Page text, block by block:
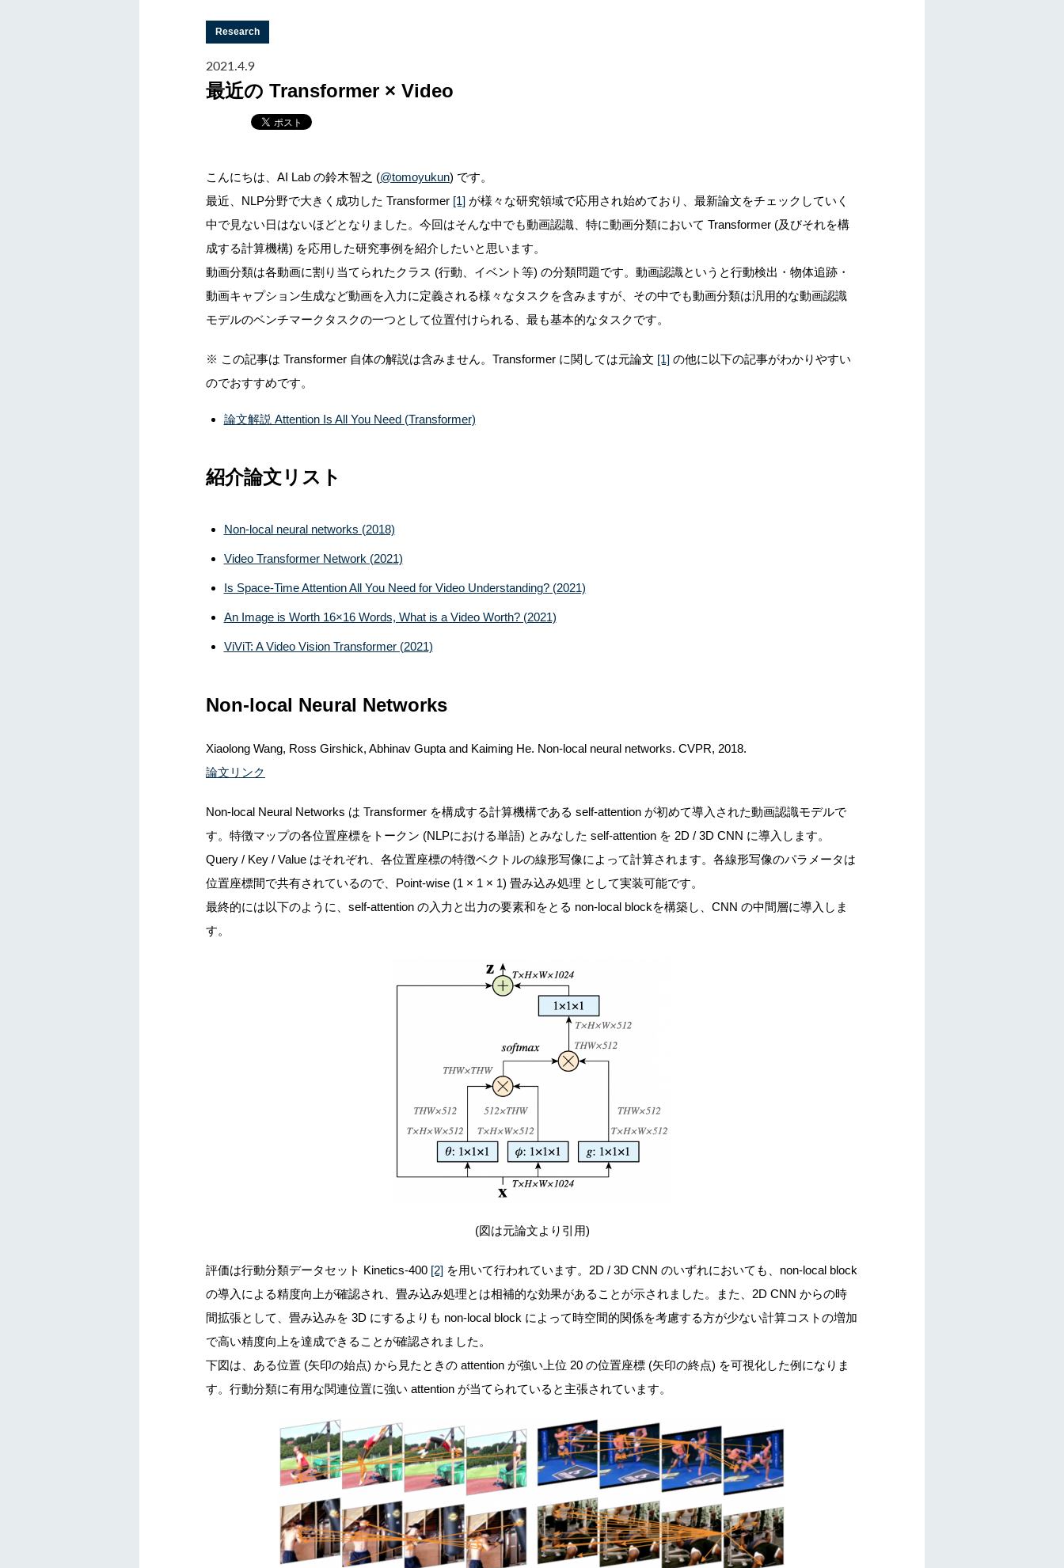
Research
2021.4.9
最近の Transformer × Video
こんにちは、AI Lab の鈴木智之 (@tomoyukun) です。
最近、NLP分野で大きく成功した Transformer [1] が様々な研究領域で応用され始めており、最新論文をチェックしていく
中で見ない日はないほどとなりました。 今回はそんな中でも動画認識、特に動画分類において Transformer (及びそれを構
成する計算機構) を応用した研究事例を紹介したいと思います。
動画分類は各動画に割り当てられたクラス (行動、イベント等) の分類問題です。動画認識というと行動検出・物体追跡・
動画キャプション生成など動画を入力に定義される様々なタスクを含みますが、その中でも動画分類は汎用的な動画認識
モデルのベンチマークタスクの一つとして位置付けられる、最も基本的なタスクです。
※ この記事は Transformer 自体の解説は含みません。Transformer に関しては元論文 [1] の他に以下の記事がわかりやすい
のでおすすめです。
論文解説 Attention Is All You Need (Transformer)
紹介論文リスト
Non-local neural networks (2018)
Video Transformer Network (2021)
Is Space-Time Attention All You Need for Video Understanding? (2021)
An Image is Worth 16×16 Words, What is a Video Worth? (2021)
ViViT: A Video Vision Transformer (2021)
Non-local Neural Networks
Xiaolong Wang, Ross Girshick, Abhinav Gupta and Kaiming He. Non-local neural networks. CVPR, 2018.
論文リンク
Non-local Neural Networks は Transformer を構成する計算機構である self-attention が初めて導入された動画認識モデルで
す。 特徴マップの各位置座標をトークン (NLPにおける単語) とみなした self-attention を 2D / 3D CNN に導入します。
Query / Key / Value はそれぞれ、各位置座標の特徴ベクトルの線形写像によって計算されます。各線形写像のパラメータは
位置座標間で共有されているので、Point-wise (1 × 1 × 1) 畳み込み処理 として実装可能です。
最終的には以下のように、self-attention の入力と出力の要素和をとる non-local blockを構築し、CNN の中間層に導入しま
す。
(図は元論文より引用)
評価は行動分類データセット Kinetics-400 [2] を用いて行われています。 2D / 3D CNN のいずれにおいても、non-local block
の導入による精度向上が確認され、畳み込み処理とは相補的な効果があることが示されました。また、2D CNN からの時
間拡張として、畳み込みを 3D にするよりも non-local block によって時空間的関係を考慮する方が少ない計算コストの増加
で高い精度向上を達成できることが確認されました。
下図は、ある位置 (矢印の始点) から見たときの attention が強い上位 20 の位置座標 (矢印の終点) を可視化した例になりま
す。行動分類に有用な関連位置に強い attention が当てられていると主張されています。